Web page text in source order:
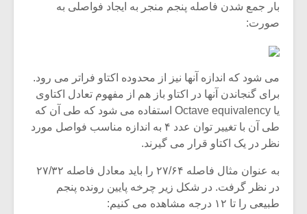
بار جمع شدن فاصله پنجم منجر به ایجاد فواصلی به
صورت:
می شود که اندازه آنها نیز از محدوده اکتاو فراتر می رود.
برای گنجاندن آنها در اکتاو باز هم از مفهوم تعادل اکتاوی
یا Octave equivalency استفاده می شود که طی آن که
طی آن با تغییر توان عدد ۴ به اندازه مناسب فواصل مورد
نظر در یک اکتاو قرار می گیرند.
به عنوان مثال فاصله ۲۷/۶۴ را باید معادل فاصله ۲۷/۳۲
در نظر گرفت. در شکل زیر چرخه پایین رونده پنجم
طبیعی را تا ۱۲ درجه مشاهده می کنیم: